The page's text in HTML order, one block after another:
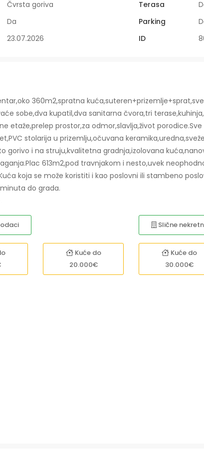
Čvrsta goriva Terasa
Da Parking
23.07.2026 ID
360m2,spratna
sobe,dva kupatil,dva sanitarna čvora,tri
etaže,prelep prostor,za odmor,slavlja,život
stolarija u prizemlju,očuvana
gorivo i na struju,kvalitetna gradnja,izolovana
613m2,pod travnjakom i nesto,uvek
koja se može koristiti i kao poslovni ili stambeno
do grada.
Slične
Kuće do
20.000€
Kuće do
30.000€